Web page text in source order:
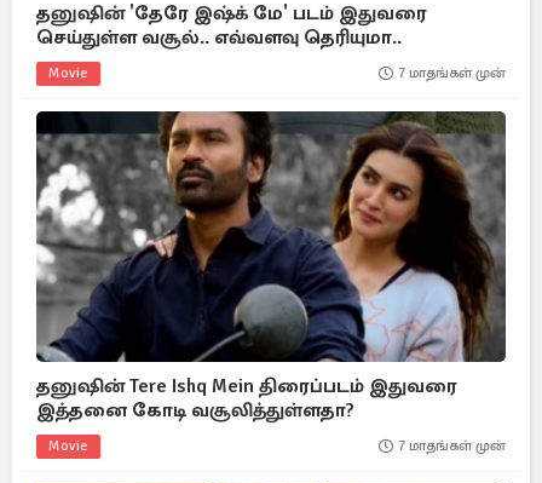
தனுஷின் 'தேரே இஷ்க் மே' படம் இதுவரை
செய்துள்ள வசூல்.. எவ்வளவு தெரியுமா..
Movie 7 மாதங்கள் முன்
தனுஷின் Tere Ishq Mein திரைப்படம் இதுவரை
இத்தனை கோடி வசூலித்துள்ளதா?
Movie 7 மாதங்கள் முன்